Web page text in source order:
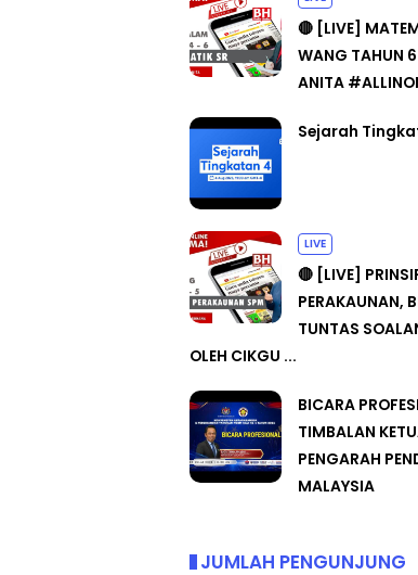
🔴 [LIVE]
WANG TAHUN
ANITA
Sejarah
LIVE
🔴 [LIVE]
PERAKAUNAN,
TUNTAS
OLEH CIKGU ...
BICARA
TIMBALAN
PENGARAH
MALAYSIA
JUMLAH PENGUNJUNG